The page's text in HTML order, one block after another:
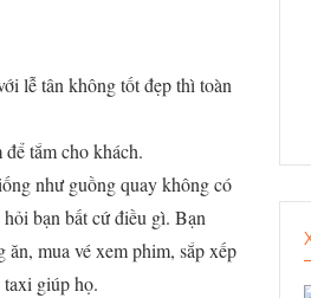
lễ tân không tốt đẹp thì toàn
tắm cho khách.
như guồng quay không có
bạn bất cứ điều gì. Bạn
mua vé xem phim, sắp xếp
giúp họ.